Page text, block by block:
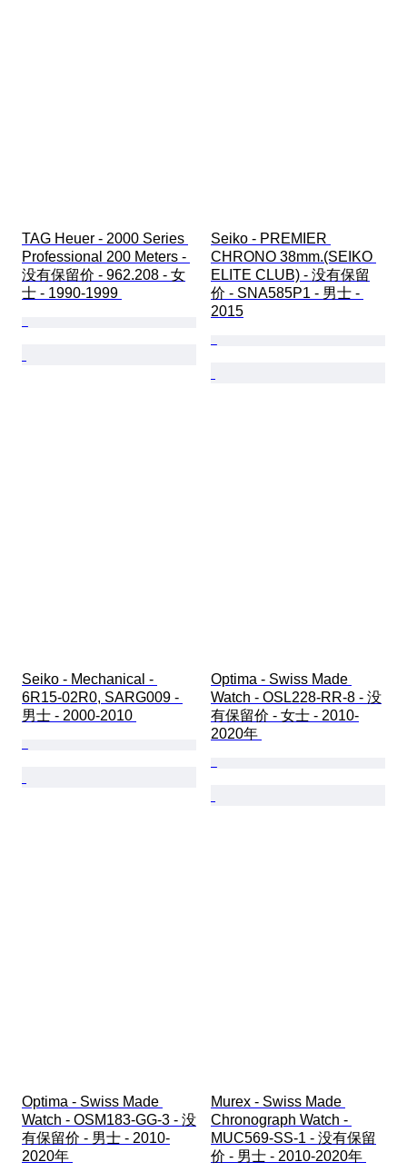
TAG Heuer - 2000 Series
Professional 200 Meters -
没有保留价 - 962.208 - 女
士 - 1990-1999
Seiko - PREMIER
CHRONO 38mm.(SEIKO
ELITE CLUB) - 没有保留
价 - SNA585P1 - 男士 -
2015
Seiko - Mechanical -
6R15-02R0, SARG009 -
男士 - 2000-2010
Optima - Swiss Made
Watch - OSL228-RR-8 - 没
有保留价 - 女士 - 2010-
2020年
Optima - Swiss Made
Watch - OSM183-GG-3 - 没
有保留价 - 男士 - 2010-
2020年
Murex - Swiss Made
Chronograph Watch -
MUC569-SS-1 - 没有保留
价 - 男士 - 2010-2020年